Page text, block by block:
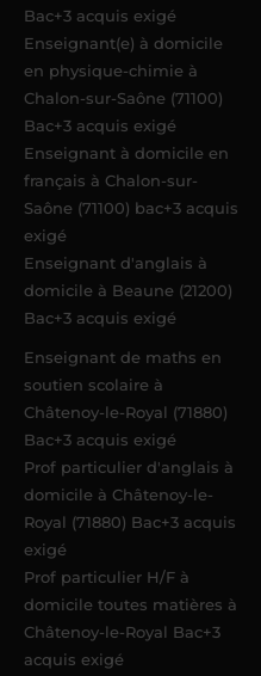
Bac+3 acquis exigé
Enseignant(e) à domicile
en physique-chimie à
Chalon-sur-Saône (71100)
Bac+3 acquis exigé
Enseignant à domicile en
français à Chalon-sur-
Saône (71100) bac+3 acquis
exigé
Enseignant d'anglais à
domicile à Beaune (21200)
Bac+3 acquis exigé
Enseignant de maths en
soutien scolaire à
Châtenoy-le-Royal (71880)
Bac+3 acquis exigé
Prof particulier d'anglais à
domicile à Châtenoy-le-
Royal (71880) Bac+3 acquis
exigé
Prof particulier H/F à
domicile toutes matières à
Châtenoy-le-Royal Bac+3
acquis exigé